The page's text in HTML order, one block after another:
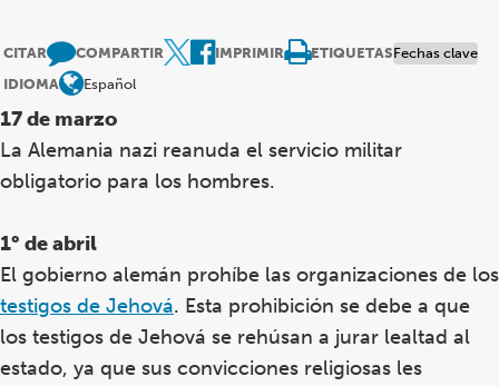
CITAR COMPARTIR IMPRIMIR ETIQUETASFechas clave
IDIOMA
Español
17 de marzo
La Alemania nazi reanuda el servicio militar
obligatorio para los hombres.
1° de abril
El gobierno alemán prohíbe las organizaciones de los
testigos de Jehová. Esta prohibición se debe a que
los testigos de Jehová se rehúsan a jurar lealtad al
estado, ya que sus convicciones religiosas les